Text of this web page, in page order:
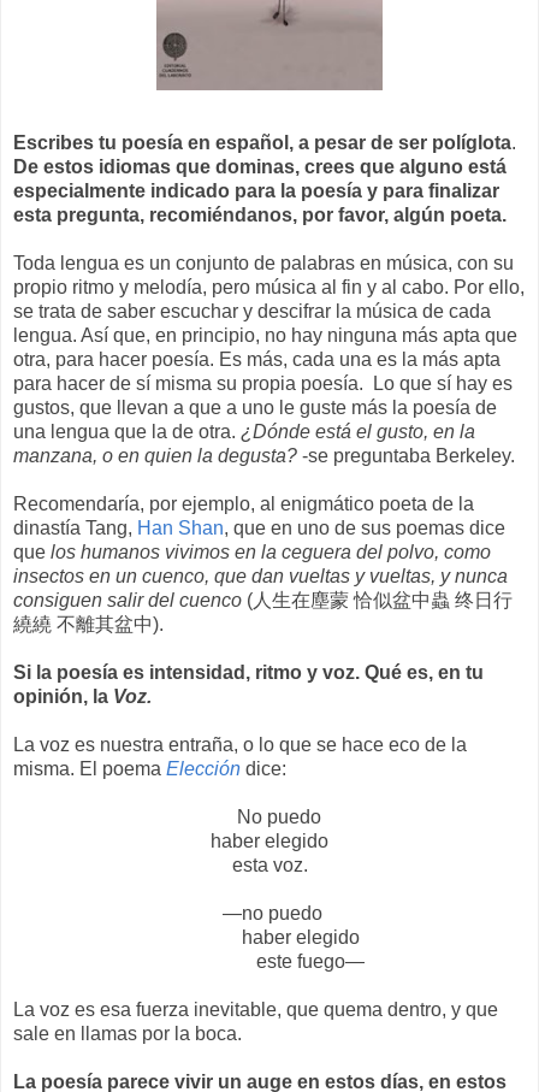
Escribes tu poesía en español, a pesar de ser políglota.
De estos idiomas que dominas, crees que alguno está
especialmente indicado para la poesía y para finalizar
esta pregunta, recomiéndanos, por favor, algún poeta.
Toda lengua es un conjunto de palabras en música, con su
propio ritmo y melodía, pero música al fin y al cabo. Por ello,
se trata de saber escuchar y descifrar la música de cada
lengua. Así que, en principio, no hay ninguna más apta que
otra, para hacer poesía. Es más, cada una es la más apta
para hacer de sí misma su propia poesía. Lo que sí hay es
gustos, que llevan a que a uno le guste más la poesía de
una lengua que la de otra. ¿Dónde está el gusto, en la
manzana, o en quien la degusta? -se preguntaba Berkeley.
Recomendaría, por ejemplo, al enigmático poeta de la
dinastía Tang, Han Shan, que en uno de sus poemas dice
que los humanos vivimos en la ceguera del polvo, como
insectos en un cuenco, que dan vueltas y vueltas, y nunca
consiguen salir del cuenco (人生在塵蒙 恰似盆中蟲 终日行
繞繞 不離其盆中).
Si la poesía es intensidad, ritmo y voz. Qué es, en tu
opinión, la Voz.
La voz es nuestra entraña, o lo que se hace eco de la
misma. El poema Elección dice:
No puedo
haber elegido
esta voz.
—no puedo
haber elegido
este fuego—
La voz es esa fuerza inevitable, que quema dentro, y que
sale en llamas por la boca.
La poesía parece vivir un auge en estos días, en estos